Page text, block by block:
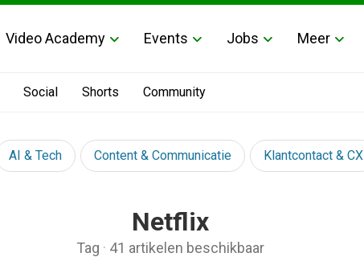
Video Academy Events Jobs Meer
Social Shorts Community
AI & Tech Content & Communicatie Klantcontact & CX
Netflix
Tag · 41 artikelen beschikbaar